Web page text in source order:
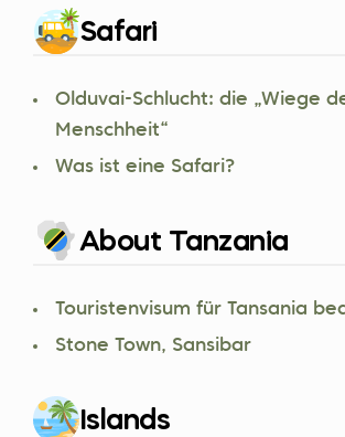
Safari
Olduvai-Schlucht: die „Wiege
Menschheit“
Was ist eine Safari?
About Tanzania
Touristenvisum für Tansania
Stone Town, Sansibar
Islands